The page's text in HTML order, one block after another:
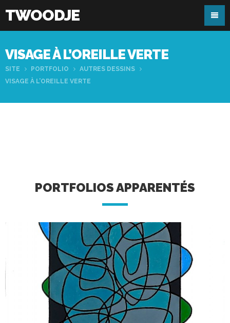
TWOODJE
VISAGE À L’OREILLE VERTE
SITE PORTFOLIO
AUTRES DESSINS
VISAGE À L’OREILLE VERTE
PORTFOLIOS APPARENTÉS